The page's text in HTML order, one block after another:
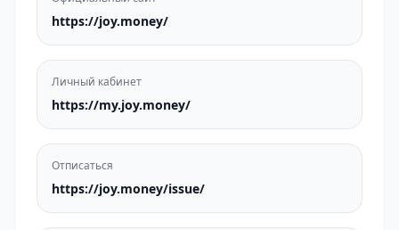
https://joy.money/
Личный кабинет
https://my.joy.money/
Отписаться
https://joy.money/issue/